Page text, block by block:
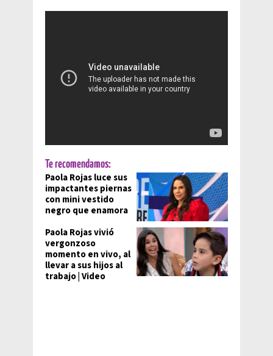
Te recomendamos:
Paola Rojas luce sus
impactantes piernas
con mini vestido
negro que enamora
Paola Rojas vivió
vergonzoso
momento en vivo, al
llevar a sus hijos al
trabajo | Video